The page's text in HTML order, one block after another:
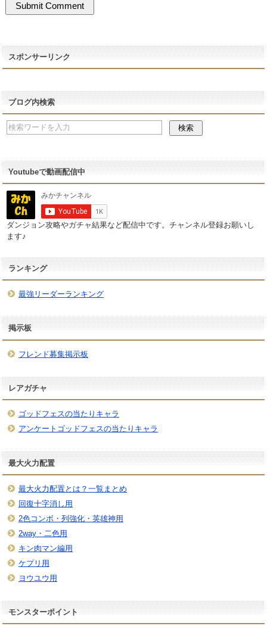
スポンサーリンク
ブログ内検索
Youtubeで動画配信中
ダンジョン攻略やガチャ結果など配信中です。チャンネル登録お願いし
ます♪
ランキング
最強リーダーランキング
掲示板
フレンド募集掲示板
レアガチャ
ゴッドフェスの当たりキャラ
アンケートゴッドフェスの当たりキャラ
最大火力配置
最大火力配置とは？一覧まとめ
回復十字消し用
2色コンボ・列強化・英雄神用
2way・二色用
キン肉マン編用
ケプリ用
ヨウユウ用
モンスターポイント